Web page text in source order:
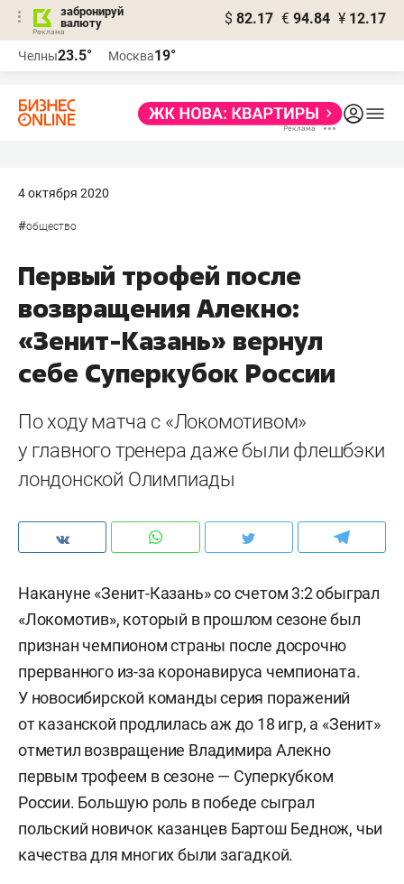
забронируй
валюту
$ 82.17 € 94.84 ¥ 12.17
Челны23.5° Москва19°
4 октября 2020
#общество
Первый трофей после
возвращения Алекно:
«Зенит-Казань» вернул
себе Суперкубок России
По ходу матча с «Локомотивом»
у главного тренера даже были флешбэки
лондонской Олимпиады
Накануне «Зенит-Казань» со счетом 3:2 обыграл
«Локомотив», который в прошлом сезоне был
признан чемпионом страны после досрочно
прерванного из-за коронавируса чемпионата.
У новосибирской команды серия поражений
от казанской продлилась аж до 18 игр, а «Зенит»
отметил возвращение Владимира Алекно
первым трофеем в сезоне — Суперкубком
России. Большую роль в победе сыграл
польский новичок казанцев Бартош Беднож, чьи
качества для многих были загадкой.